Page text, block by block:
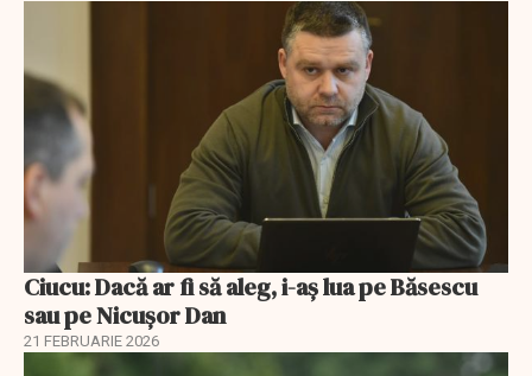
Ciucu: Dacă ar fi să aleg, i-aș lua pe Băsescu
sau pe Nicușor Dan
21 FEBRUARIE 2026